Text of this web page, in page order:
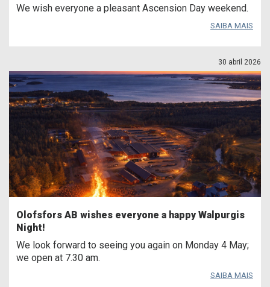
We wish everyone a pleasant Ascension Day weekend.
SAIBA MAIS
30 abril 2026
Olofsfors AB wishes everyone a happy Walpurgis
Night!
We look forward to seeing you again on Monday 4 May;
we open at 7.30 am.
SAIBA MAIS